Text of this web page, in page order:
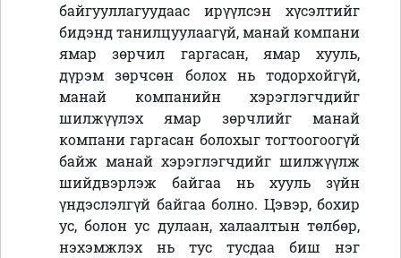
байгууллагуудаас ирүүлсэн хүсэлтийг
бидэнд танилцуулаагүй, манай компани
ямар зөрчил гаргасан, ямар хууль,
дүрэм зөрчсөн болох нь тодорхойгүй,
манай компанийн хэрэглэгчдийг
шилжүүлэх ямар зөрчлийг манай
компани гаргасан болохыг тогтоогоогүй
байж манай хэрэглэгчдийг шилжүүлж
шийдвэрлэж байгаа нь хууль зүйн
үндэслэлгүй байгаа болно. Цэвэр, бохир
ус, болон ус дулаан, халаалтын төлбөр,
нэхэмжлэх нь тус тусдаа биш нэг